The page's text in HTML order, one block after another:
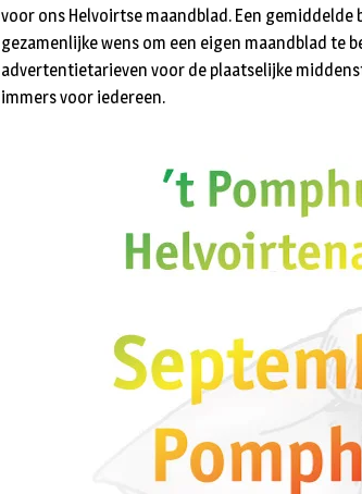
voor ons Helvoirtse maandblad. Een gemiddelde
gezamenlijke wens om een eigen maandblad te
advertentietarieven voor de plaatselijke
immers voor iedereen.